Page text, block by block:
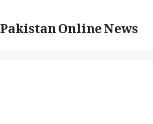
content
Pakistan Online News